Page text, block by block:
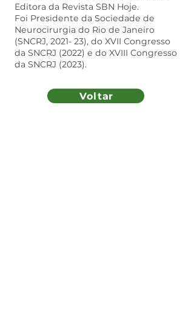
Editora da Revista SBN Hoje.
Foi Presidente da Sociedade de
Neurocirurgia do Rio de Janeiro
(SNCRJ, 2021- 23), do XVII Congresso
da SNCRJ (2022) e do XVIII Congresso
da SNCRJ (2023).
Voltar